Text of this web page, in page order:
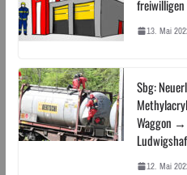
13. Mai
Sbg:
Waggon
12. Mai